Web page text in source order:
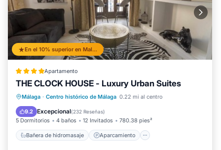
En el 10% superior en Malaga Historic Centre
Apartamento
THE CLOCK HOUSE - Luxury Urban Suites
Málaga · Centro histórico de Málaga 0.22 mi al centro
9.2 Excepcional(232 Reseñas)
5 Dormitorios 4 baños 12 Invitados 780.38 pies²
Bañera de hidromasaje Aparcamiento
Bañera de hidromasaje
Aparcamiento
Balcón/Terraza